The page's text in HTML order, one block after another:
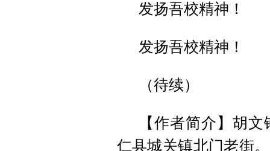
发扬吾校精神！
发扬吾校精神！
（待续）
【作者简介】胡
仁县城关镇北门老街